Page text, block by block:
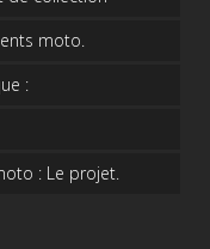
moto.
:
: Le projet.